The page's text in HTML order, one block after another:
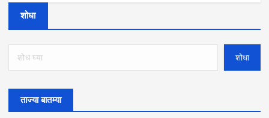
शोधा
शोधा
ताज्या बातम्या